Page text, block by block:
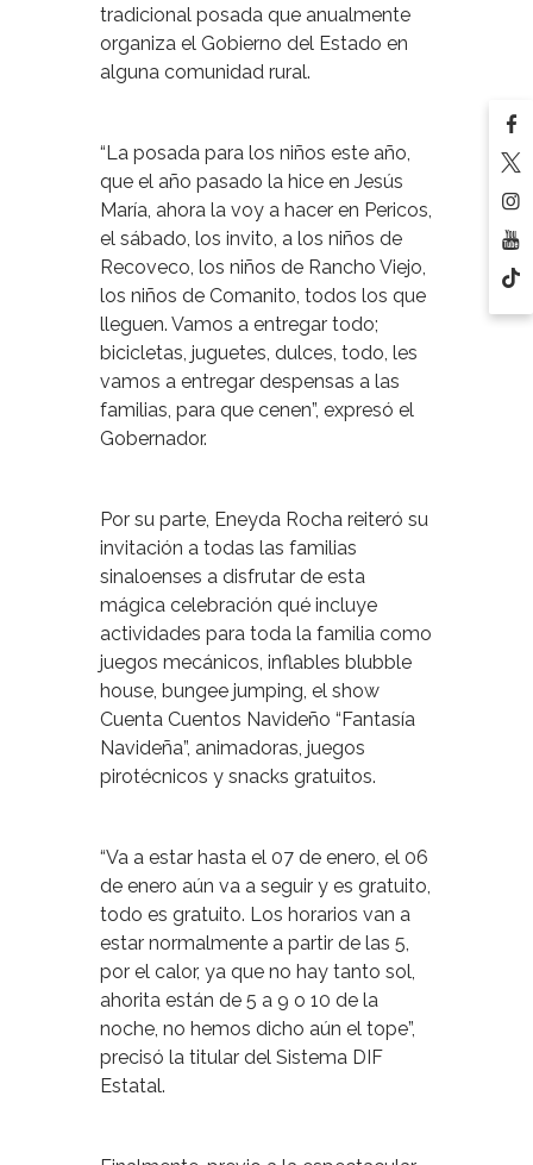
tradicional posada que anualmente
organiza el Gobierno del Estado en
alguna comunidad rural.
“La posada para los niños este año,
que el año pasado la hice en Jesús
María, ahora la voy a hacer en Pericos,
el sábado, los invito, a los niños de
Recoveco, los niños de Rancho Viejo,
los niños de Comanito, todos los que
lleguen. Vamos a entregar todo;
bicicletas, juguetes, dulces, todo, les
vamos a entregar despensas a las
familias, para que cenen”, expresó el
Gobernador.
Por su parte, Eneyda Rocha reiteró su
invitación a todas las familias
sinaloenses a disfrutar de esta
mágica celebración qué incluye
actividades para toda la familia como
juegos mecánicos, inflables blubble
house, bungee jumping, el show
Cuenta Cuentos Navideño “Fantasía
Navideña”, animadoras, juegos
pirotécnicos y snacks gratuitos.
“Va a estar hasta el 07 de enero, el 06
de enero aún va a seguir y es gratuito,
todo es gratuito. Los horarios van a
estar normalmente a partir de las 5,
por el calor, ya que no hay tanto sol,
ahorita están de 5 a 9 o 10 de la
noche, no hemos dicho aún el tope”,
precisó la titular del Sistema DIF
Estatal.